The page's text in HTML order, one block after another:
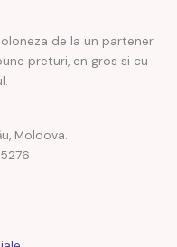
de la un partener
preturi, en gros si cu
Moldova.